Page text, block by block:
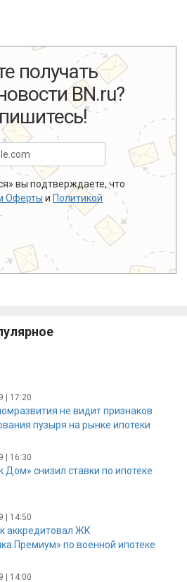
получать
BN.ru?
вы подтверждаете, что
Оферты и Политикой
.
| 17:20
не видит признаков
пузыря на рынке ипотеки
| 16:30
Дом» снизил ставки по ипотеке
| 14:50
аккредитовал ЖК
по военной ипотеке
| 14:00